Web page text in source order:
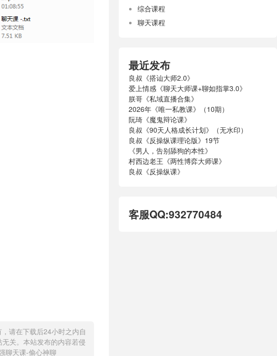
请在下载后24小时之内自
关。本站发布的内容若侵
聊天课-偷心神聊
综合课程
聊天课程
最近发布
良叔《搭讪大师2.0》
爱上情感《聊天大师课+聊如指掌3.0》
朕哥《私域直播合集》
2026年《唯一私教课》（10期）
阮琦《魔鬼辩论课》
良叔《90天人格成长计划》（无水印）
良叔《反操纵课理论版》19节
《男人，告别舔狗的本性》
村西边老王《两性博弈大师课》
良叔《反操纵课》
客服QQ:932770484